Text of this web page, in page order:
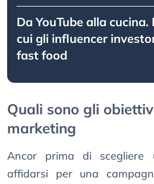
Da YouTube alla
cui gli influencer
fast food
Quali sono gli
marketing
Ancor prima di scegliere
affidarsi per una